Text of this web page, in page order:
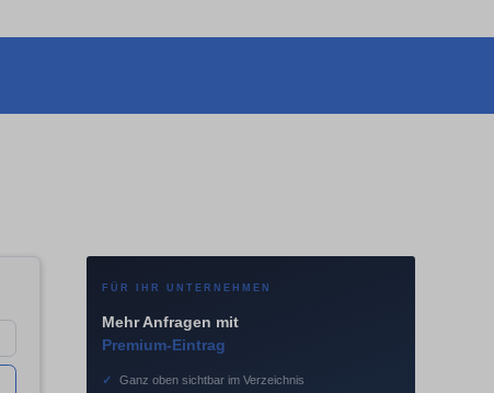
FÜR IHR UNTERNEHMEN
Mehr Anfragen mit
Premium-Eintrag
✓
Ganz oben sichtbar im Verzeichnis